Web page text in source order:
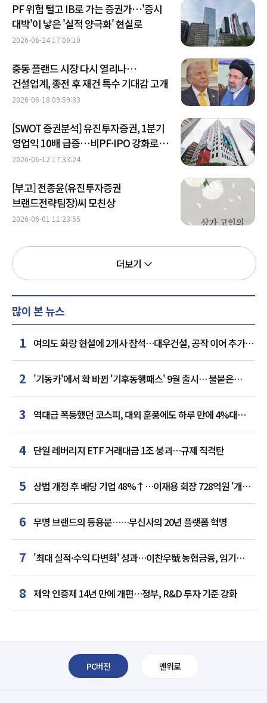
PF 위험 털고 IB로 가는 증권가…'증시
대박'이 낳은 '실적 양극화' 현실로
2026-06-24 17:09:10
중동 플랜드 시장 다시 열리나…
건설업계, 종전 후 재건 특수 기대감 고개
2026-06-18 09:59:33
[SWOT 증권분석] 유진투자증권, 1분기
영업익 10배 급증…비PF·IPO 강화로
체질 개선 속도
2026-06-12 17:33:24
[부고] 전종윤(유진투자증권
브랜드전략팀장)씨 모친상
2026-06-01 11:23:55
더보기
많이 본 뉴스
1 여의도 화랑 현설에 2개사 참석…대우건설, 공작 이어 추가
거점 확보하나
2 '기동카'에서 확 바뀐 '기후동행패스' 9월 출시… 불붙은
카드사 경쟁
3
역대급 폭등했던 코스피, 대외 훈풍에도 하루 만에 4%대
급락
4 단일 레버리지 ETF 거래대금 1조 붕괴…규제 직격탄
5 상법 개정 후 배당 기업 48%↑…이재용 회장 728억원 '개인
최다'
6 무명 브랜드의 등용문……무신사의 20년 플랫폼 혁명
7 '최대 실적·수익 다변화' 성과…이찬우號 농협금융, 임기
말년 성장 박차
8 제약 인증제 14년 만에 개편…정부, R&D 투자 기준 강화
PC버전 맨위로